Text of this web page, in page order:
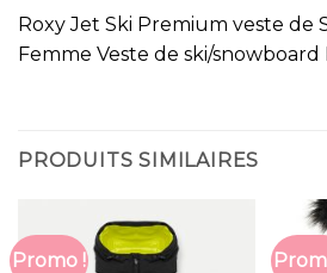
Roxy Jet Ski Premium veste de
Femme Veste de ski/snowboard
PRODUITS SIMILAIRES
Promo !